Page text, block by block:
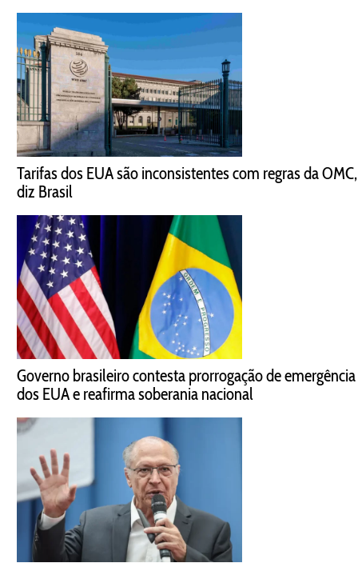
Tarifas dos EUA são inconsistentes com regras da OMC,
diz Brasil
Governo brasileiro contesta prorrogação de emergência
dos EUA e reafirma soberania nacional